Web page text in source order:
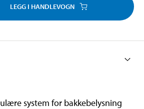
LEGG I HANDLEVOGN
system for bakkebelysning